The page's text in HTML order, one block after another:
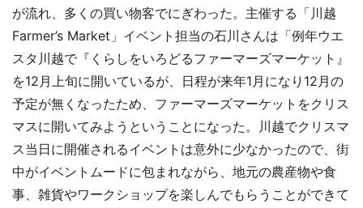
が流れ、多くの買い物客でにぎわった。主催する「川越
Farmer’s Market」イベント担当の石川さんは「例年ウエ
スタ川越で『くらしをいろどるファーマーズマーケット』
を12月上旬に開いているが、日程が来年1月になり12月の
予定が無くなったため、ファーマーズマーケットをクリス
マスに開いてみようということになった。川越でクリスマ
ス当日に開催されるイベントは意外に少なかったので、街
中がイベントムードに包まれながら、地元の農産物や食
事、雑貨やワークショップを楽しんでもらうことができて